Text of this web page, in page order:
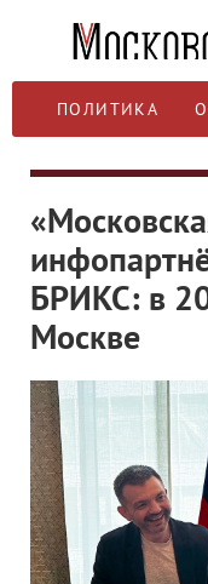
ПОЛИТИКА
БРИКС: в
Москве